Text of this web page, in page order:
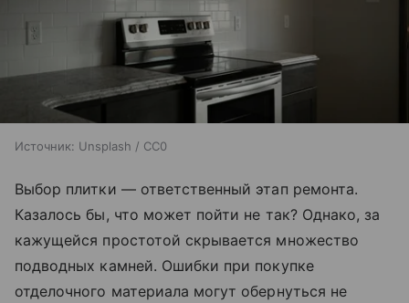
Источник: Unsplash / CC0
Выбор плитки — ответственный этап ремонта.
Казалось бы, что может пойти не так? Однако, за
кажущейся простотой скрывается множество
подводных камней. Ошибки при покупке
отделочного материала могут обернуться не